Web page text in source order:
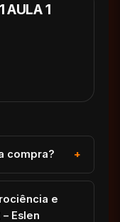
AULA 1
compra?
e
Eslen